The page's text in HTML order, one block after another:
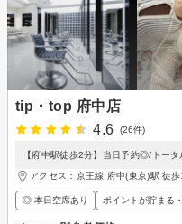
tip・top 府中店
4.6
(26件)
【府中駅徒歩2分】当日予約◎/トー
アクセス：京王線 府中(東京)駅 徒
◎ 本日空席あり ポイントが貯まる